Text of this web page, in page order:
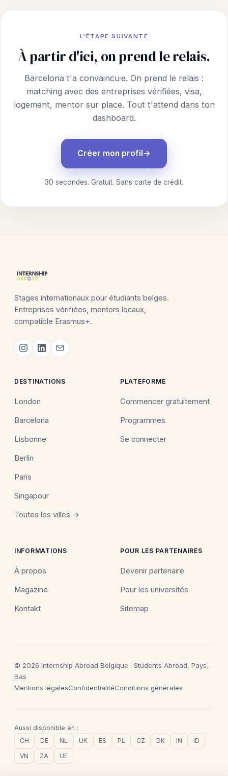
L'ÉTAPE SUIVANTE
À partir d'ici, on prend le relais.
Barcelona t'a convaincu·e. On prend le relais :
matching avec des entreprises vérifiées, visa,
logement, mentor sur place. Tout t'attend dans ton
dashboard.
Créer mon profil
30 secondes. Gratuit. Sans carte de crédit.
Stages internationaux pour étudiants belges.
Entreprises vérifiées, mentors locaux,
compatible Erasmus+.
DESTINATIONS
London
Barcelona
Lisbonne
Berlin
Paris
Singapour
Toutes les villes →
PLATEFORME
Commencer gratuitement
Programmes
Se connecter
INFORMATIONS
À propos
Magazine
Kontakt
POUR LES PARTENAIRES
Devenir partenaire
Pour les universités
Sitemap
© 2026 Internship Abroad Belgique · Students Abroad, Pays-
Bas
Mentions légalesConfidentialitéConditions générales
Aussi disponible en :
CH
DE NL UK ES PL CZ DK IN
ID
VN
ZA UE